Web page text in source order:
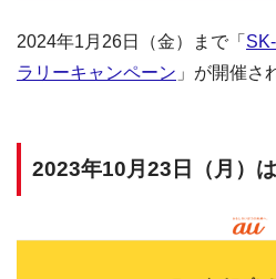
2024年1月26日（金）まで「
ラリーキャンペーン 」が開催さ
2023年10月23日（月）